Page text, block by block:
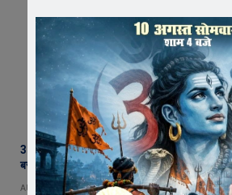
36 घंटे में अंधे कत्ल का खुलासा : सिंदुरकिया हत्याकांड
बरामद
AUGUST 6, 2026